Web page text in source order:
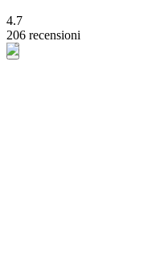
4.7
206 recensioni